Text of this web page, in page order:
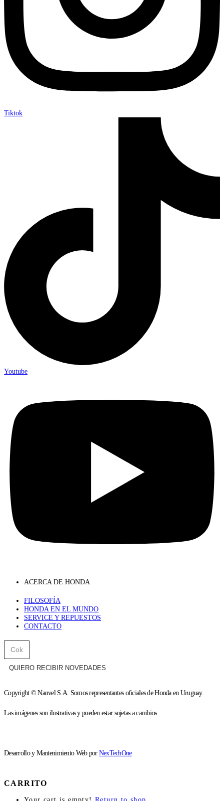
Tiktok
Youtube
ACERCA DE HONDA
FILOSOFÍA
HONDA EN EL MUNDO
SERVICE Y REPUESTOS
CONTACTO
QUIERO RECIBIR NOVEDADES
Copyright © Nanvel S.A. Somos representantes oficiales de Honda en Uruguay.
Las imágenes son ilustrativas y pueden estar sujetas a cambios.
Desarrollo y Mantenimiento Web porNexTechOne
CARRITO
Your cart is empty! Return to shop